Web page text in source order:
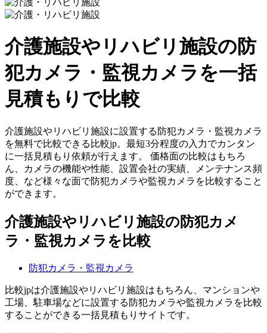
介護施設やリハビリ施設の防
犯カメラ・監視カメラを一括
見積もりで比較
介護施設やリハビリ施設に設置する防犯カメラ・監視カメラ
を無料で比較できる比較jp。最短3分程度の入力でカンタン
に一括見積もり依頼が行えます。 価格面の比較はもちろ
ん、カメラの機能や性能、設置会社の実績、メンテナンス頻
度、など様々な面で防犯カメラや監視カメラを比較すること
ができます。
介護施設やリハビリ施設の防犯カメ
ラ・監視カメラを比較
防犯カメラ・監視カメラ
比較jpは介護施設やリハビリ施設はもちろん、マンションや
工場、駐車場などに設置する防犯カメラや監視カメラを比較
することができる一括見積もりサイトです。